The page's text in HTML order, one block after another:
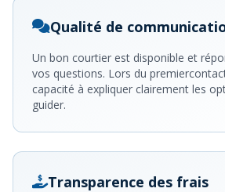
Qualité de
Un bon courtier est disponible et
vos questions. Lors du
capacité à expliquer clairement les
guider.
Transparence des frais